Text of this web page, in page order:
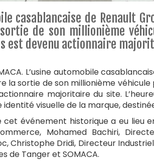
casablancaise de Renault
de son millionième
est devenu actionnaire
L’usine automobile
la sortie de son millionième
majoritaire du site.
identité visuelle de la marque,
événement historique a eu lieu
Mohamed Bachiri,
Christophe Dridi, Directeur
de Tanger et SOMACA.